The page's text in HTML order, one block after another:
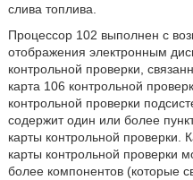
слива топлива.
Процессор 102 выполнен с
отображения электронным
контрольной проверки,
карта 106 контрольной
контрольной проверки
содержит один или более
карты контрольной проверки.
карты контрольной проверки
более компонентов (которые